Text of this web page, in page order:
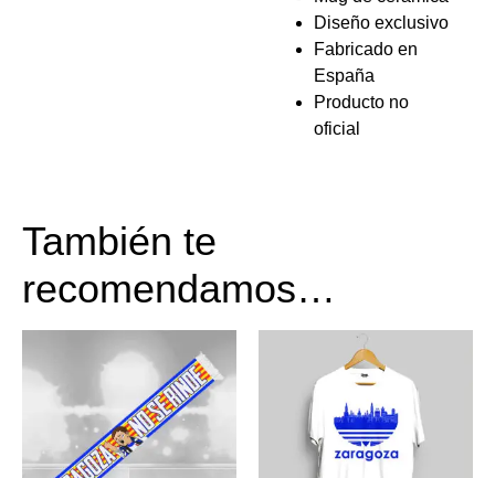
Diseño exclusivo
Fabricado en
España
Producto no
oficial
También te
recomendamos…